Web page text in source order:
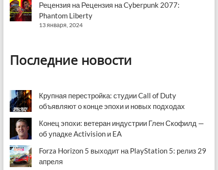
Рецензия на Рецензия на Cyberpunk 2077:
Phantom Liberty
13 января, 2024
Последние новости
Крупная перестройка: студии Call of Duty
объявляют о конце эпохи и новых подходах
Конец эпохи: ветеран индустрии Глен Скофилд —
об упадке Activision и EA
Forza Horizon 5 выходит на PlayStation 5: релиз 29
апреля